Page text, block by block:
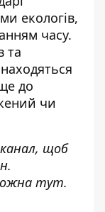
екологів,
часу.
та
до
чи
, щоб
тут.